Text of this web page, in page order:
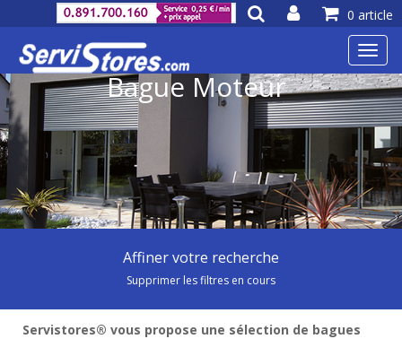
0 article
Bague Moteur
Affiner votre recherche
Supprimer les filtres en cours
Servistores® vous propose une sélection de bagues